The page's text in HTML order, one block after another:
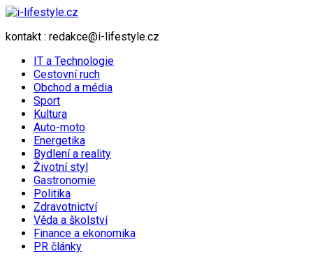
kontakt : redakce@i-lifestyle.cz
IT a Technologie
Cestovní ruch
Obchod a média
Sport
Kultura
Auto-moto
Energetika
Bydlení a reality
Životní styl
Gastronomie
Politika
Zdravotnictví
Věda a školství
Finance a ekonomika
PR články